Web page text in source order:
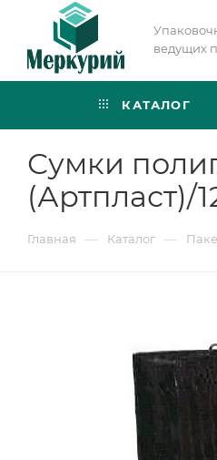
ведущих
КАТАЛОГ
Сумки
(Артпласт)/
Главная — Каталог —